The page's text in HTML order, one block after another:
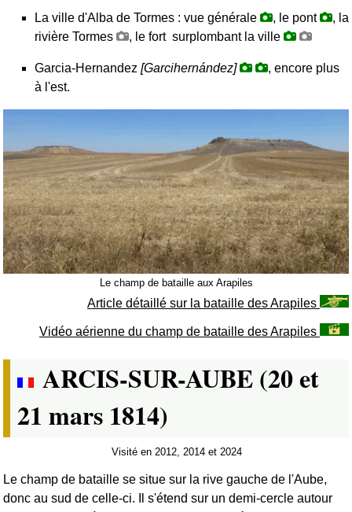
La ville d'Alba de Tormes : vue générale , le pont
, la
rivière Tormes
, le fort surplombant la ville
Garcia-Hernandez [Garcihernández]
, encore plus
à l'est.
Le champ de bataille aux Arapiles
Article détaillé sur la bataille des Arapiles
Vidéo aérienne du champ de bataille des Arapiles
ARCIS-SUR-AUBE (20 et
21 mars 1814)
Visité en 2012, 2014 et 2024
Le champ de bataille se situe sur la rive gauche de l'Aube,
donc au sud de celle-ci. Il s'étend sur un demi-cercle autour